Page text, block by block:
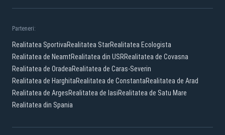
Parteneri:
Realitatea SportivaRealitatea StarRealitatea Ecologista
Realitatea de NeamtRealitatea din USRRealitatea de Covasna
Realitatea de OradeaRealitatea de Caras-Severin
Realitatea de HarghitaRealitatea de ConstantaRealitatea de Arad
Realitatea de ArgesRealitatea de IasiRealitatea de Satu Mare
Realitatea din Spania